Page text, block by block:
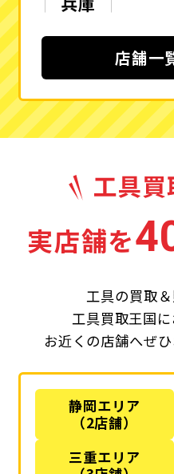
店舗一
実店舗を
工具の買取
工具買取王国
お近くの店舗へぜひ
静岡エリア
（2店舗）
三重エリア